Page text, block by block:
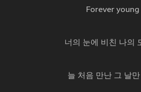
Forever young
너의 눈에 비친 나의
늘 처음 만난 그 날